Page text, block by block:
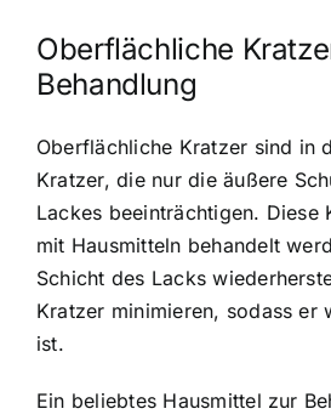
Oberflächliche
Behandlung
Oberflächliche Kratzer sind in
Kratzer, die nur die äußere
Lackes beeinträchtigen. Diese
mit Hausmitteln behandelt
Schicht des Lacks
Kratzer minimieren, sodass er
ist.
Ein beliebtes Hausmittel zur